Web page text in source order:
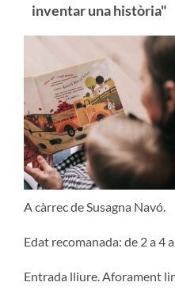
inventar una història"
A càrrec de Susagna Navó.
Edat recomanada: de 2 a 4
Entrada lliure. Aforament